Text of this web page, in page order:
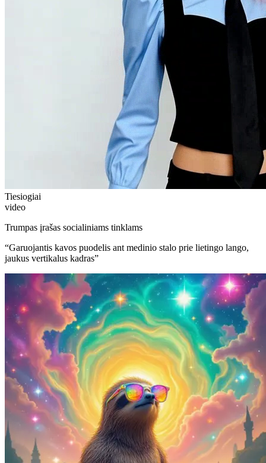
Tiesiogiai
video
Trumpas įrašas socialiniams tinklams
“Garuojantis kavos puodelis ant medinio stalo prie lietingo lango,
jaukus vertikalus kadras”